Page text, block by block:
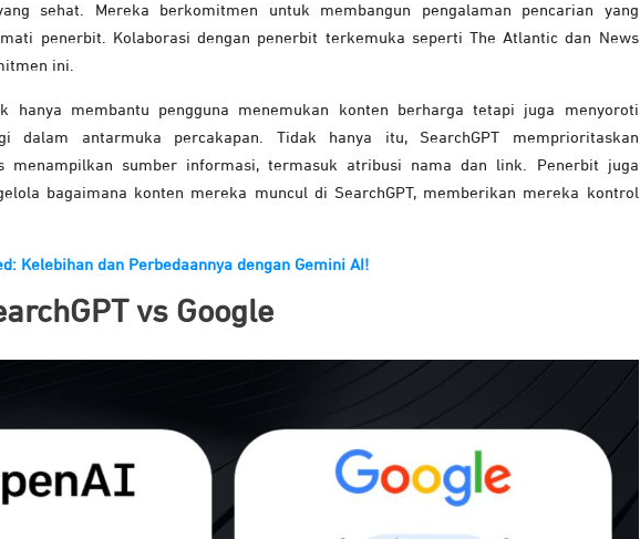
sehat. Mereka berkomitmen untuk membangun pengalaman pencarian yang
penerbit. Kolaborasi dengan penerbit terkemuka seperti The Atlantic dan News
ini.
hanya membantu pengguna menemukan konten berharga tetapi juga menyoroti
dalam antarmuka percakapan. Tidak hanya itu, SearchGPT memprioritaskan
menampilkan sumber informasi, termasuk atribusi nama dan link. Penerbit juga
bagaimana konten mereka muncul di SearchGPT, memberikan mereka kontrol
Kelebihan dan Perbedaannya dengan Gemini AI!
vs Google